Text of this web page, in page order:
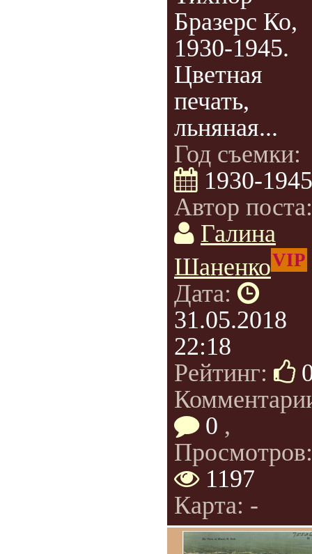
Бразерс Ко,
1930-1945.
Цветная
печать,
льняная...
Год съемки:
1930-1945
Автор поста:
Галина
ШаненкоVIP
Дата:
31.05.2018
22:18
Рейтинг:
0 ,
Просмотров:
1197
Карта: -